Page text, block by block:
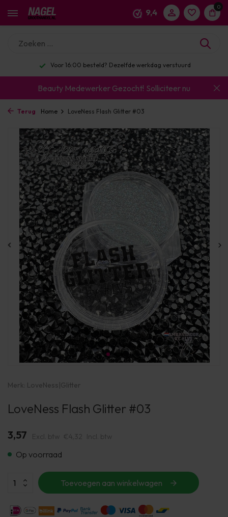
9,4
0
Voor 16:00 besteld? Dezelfde werkdag verstuurd
Beauty Medewerker Gezocht! Solliciteer nu
Terug Home LoveNess Flash Glitter #03
Merk: LoveNess|Glitter
LoveNess Flash Glitter #03
3,57 Excl. btw €4,32 Incl. btw
Op voorraad
Toevoegen aan winkelwagen